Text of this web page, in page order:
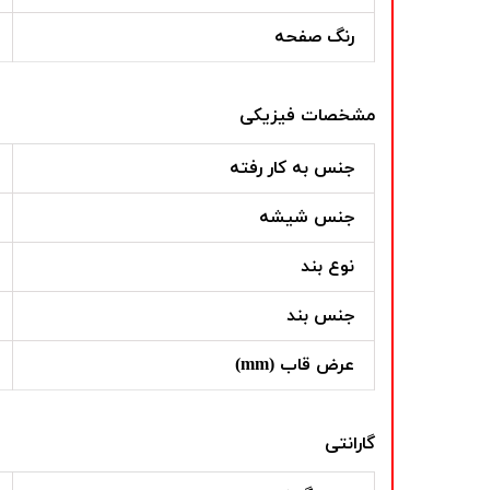
رنگ صفحه
مشخصات فیزیکی
جنس به کار رفته
جنس شیشه
نوع بند
جنس بند
عرض قاب (mm)
گارانتی